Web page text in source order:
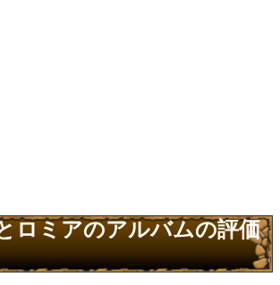
ロミアのアルバムの評価